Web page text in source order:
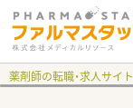
薬剤師の転職・求人サイ